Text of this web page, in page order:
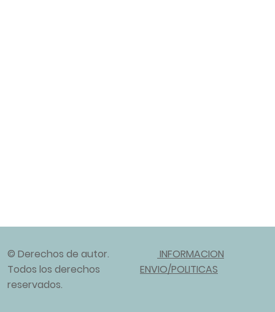
© Derechos de autor.
Todos los derechos
reservados.
INFORMACION
ENVIO/POLITICAS